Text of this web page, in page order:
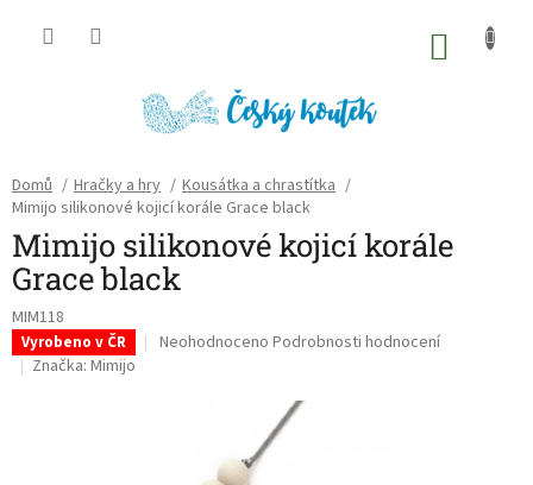
Domů / Hračky a hry / Kousátka a chrastítka /
Mimijo silikonové kojicí korále Grace black
Mimijo silikonové kojicí korále
Grace black
MIM118
Vyrobeno v ČR
Průměrné
Neohodnoceno Podrobnosti hodnocení
Značka: Mimijo